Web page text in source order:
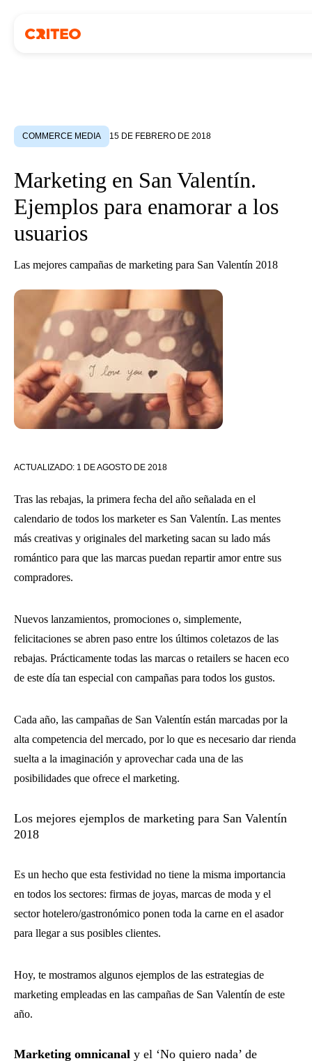
COMMERCE MEDIA 15 DE FEBRERO DE 2018
Marketing en San Valentín.
Ejemplos para enamorar a los
usuarios
Las mejores campañas de marketing para San Valentín 2018
ACTUALIZADO: 1 DE AGOSTO DE 2018
Tras las rebajas, la primera fecha del año señalada en el
calendario de todos los marketer es San Valentín. Las mentes
más creativas y originales del marketing sacan su lado más
romántico para que las marcas puedan repartir amor entre sus
compradores.
Nuevos lanzamientos, promociones o, simplemente,
felicitaciones se abren paso entre los últimos coletazos de las
rebajas. Prácticamente todas las marcas o retailers se hacen eco
de este día tan especial con campañas para todos los gustos.
Cada año, las campañas de San Valentín están marcadas por la
alta competencia del mercado, por lo que es necesario dar rienda
suelta a la imaginación y aprovechar cada una de las
posibilidades que ofrece el marketing.
Los mejores ejemplos de marketing para San Valentín
2018
Es un hecho que esta festividad no tiene la misma importancia
en todos los sectores: firmas de joyas, marcas de moda y el
sector hotelero/gastronómico ponen toda la carne en el asador
para llegar a sus posibles clientes.
Hoy, te mostramos algunos ejemplos de las estrategias de
marketing empleadas en las campañas de San Valentín de este
año.
Marketing omnicanal y el ‘No quiero nada’ de